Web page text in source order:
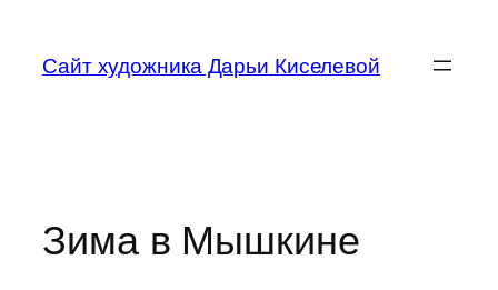
содержимому
Сайт художника Дарьи Киселевой
Зима в Мышкине